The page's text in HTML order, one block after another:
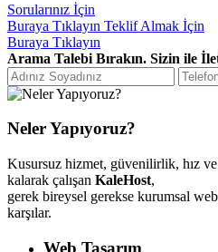
Sorularınız İçin
Buraya Tıklayın Teklif Almak İçin
Buraya Tıklayın
Arama Talebi Bırakın. Sizin ile
Neler Yapıyoruz?
Kusursuz hizmet, güvenilirlik, hız
kalarak çalışan KaleHost,
gerek bireysel gerekse kurumsal
karşılar.
Web Tasarım